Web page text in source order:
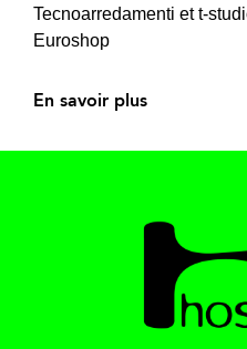
Tecnoarredamenti et t-
Euroshop
En savoir plus